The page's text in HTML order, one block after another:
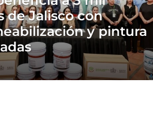
de Jalisco con
y pintura